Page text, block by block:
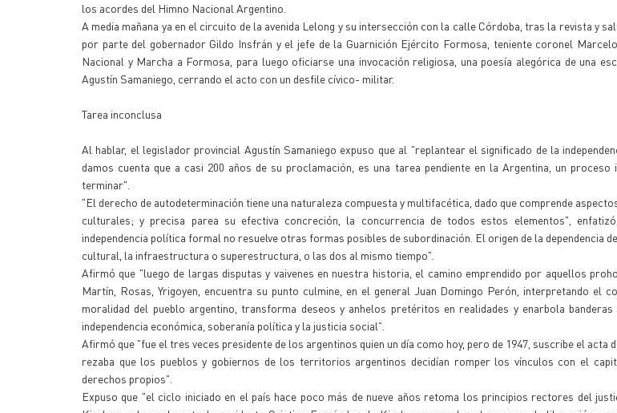
los acordes del Himno Nacional Argentino.
A media mañana ya en el circuito de la avenida Lelong y su intersección con la calle Córdoba, tras la revista y
por parte del gobernador Gildo Insfrán y el jefe de la Guarnición Ejército Formosa, teniente coronel
Nacional y Marcha a Formosa, para luego oficiarse una invocación religiosa, una poesía alegórica de una
Agustín Samaniego, cerrando el acto con un desfile cívico- militar.
Tarea inconclusa
Al hablar, el legislador provincial Agustín Samaniego expuso que al "replantear el significado de la
damos cuenta que a casi 200 años de su proclamación, es una tarea pendiente en la Argentina, un proceso
terminar".
"El derecho de autodeterminación tiene una naturaleza compuesta y multifacética, dado que comprende
culturales; y precisa parea su efectiva concreción, la concurrencia de todos estos elementos",
independencia política formal no resuelve otras formas posibles de subordinación. El origen de la dependencia
cultural, la infraestructura o superestructura, o las dos al mismo tiempo".
Afirmó que "luego de largas disputas y vaivenes en nuestra historia, el camino emprendido por aquellos
Martín, Rosas, Yrigoyen, encuentra su punto culmine, en el general Juan Domingo Perón, interpretando el
moralidad del pueblo argentino, transforma deseos y anhelos pretéritos en realidades y enarbola
independencia económica, soberanía política y la justicia social".
Afirmó que "fue el tres veces presidente de los argentinos quien un día como hoy, pero de 1947, suscribe el acta
rezaba que los pueblos y gobiernos de los territorios argentinos decidían romper los vínculos con el
derechos propios".
Expuso que "el ciclo iniciado en el país hace poco más de nueve años retoma los principios rectores del